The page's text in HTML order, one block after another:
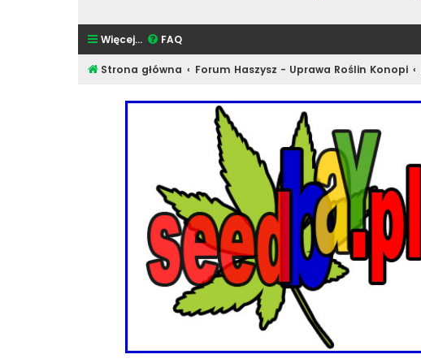
Więcej… FAQ
Strona główna Forum Haszysz - Uprawa Roślin Konopi